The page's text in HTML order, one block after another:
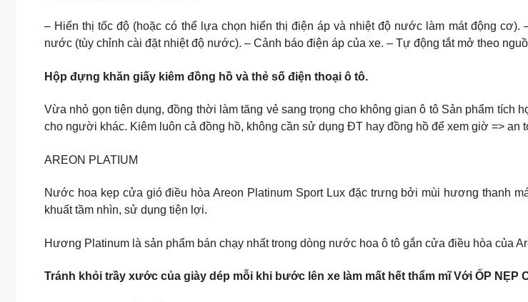
– Hiển thị tốc độ (hoặc có thể lựa chọn hiển thị điện áp và nhiệt độ nước làm mát động
nước (tùy chỉnh cài đặt nhiệt độ nước). – Cảnh báo điện áp của xe. – Tự động tắt mở theo
Hộp đựng khăn giấy kiêm đồng hồ và thẻ số điện thoại ô tô.
Vừa nhỏ gọn tiện dụng, đồng thời làm tăng vẻ sang trọng cho không gian ô tô Sản phẩm
cho người khác. Kiêm luôn cả đồng hồ, không cần sử dụng ĐT hay đồng hồ để xem giờ => an
AREON PLATIUM
Nước hoa kẹp cửa gió điều hòa Areon Platinum Sport Lux đặc trưng bởi mùi hương thanh
khuất tầm nhìn, sử dụng tiện lợi.
Hương Platinum là sản phẩm bán chạy nhất trong dòng nước hoa ô tô gắn cửa điều hòa của
Tránh khỏi trầy xước của giày dép mỗi khi bước lên xe làm mất hết thẩm mĩ Với ỐP NẸP